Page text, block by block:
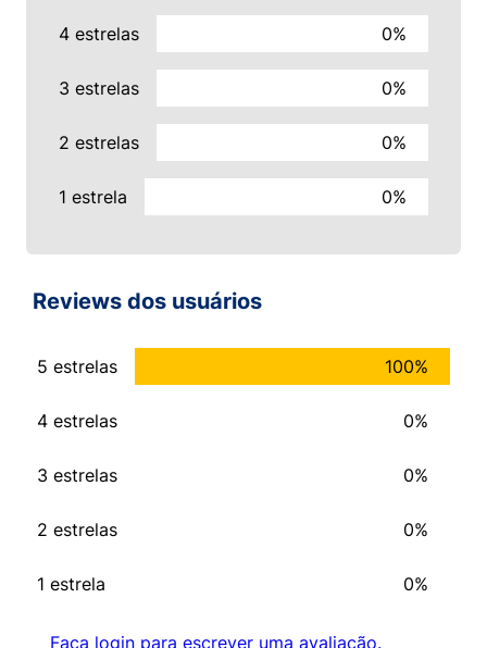
4 estrelas 0%
3 estrelas 0%
2 estrelas 0%
1 estrela 0%
Reviews dos usuários
5 estrelas 100%
4 estrelas 0%
3 estrelas 0%
2 estrelas 0%
1 estrela 0%
Faça login para escrever uma avaliação.